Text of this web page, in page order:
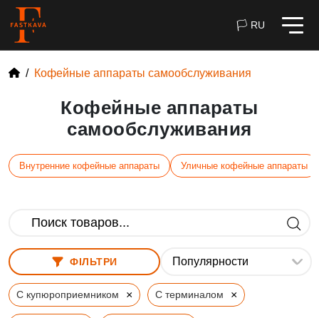
🏳 RU
Кофейные аппараты самообслуживания
Кофейные аппараты
самообслуживания
Внутренние кофейные аппараты Уличные кофейные аппараты
ФІЛЬТРИ
С купюроприемником × С терминалом ×